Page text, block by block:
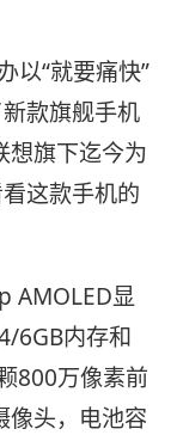
以“就要痛快”
款旗舰手机
旗下迄今为
这款手机的
AMOLED显
6GB内存和
800万像素前
像头，电池容